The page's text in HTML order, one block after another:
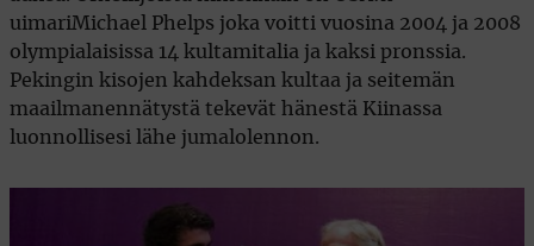
uimariMichael Phelps joka voitti vuosina 2004 ja 2008
olympialaisissa 14 kultamitalia ja kaksi pronssia.
Pekingin kisojen kahdeksan kultaa ja seitemän
maailmanennätystä tekevät hänestä Kiinassa
luonnollisesi lähe jumalolennon.